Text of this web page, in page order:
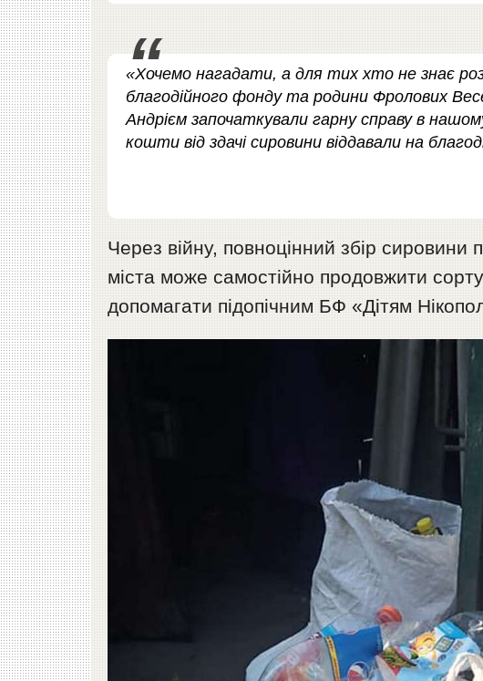
«Хочемо нагадати, а для тих хто не знає
благодійного фонду та родини Фролових
Андрієм започаткували гарну справу в
кошти від здачі сировини віддавали на
Через війну, повноцінний збір
міста може самостійно продовжити
допомагати підопічним БФ «Дітям